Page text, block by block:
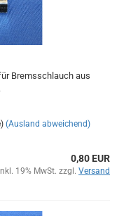
Bremsschlauch aus
(Ausland abweichend)
0,80 EUR
19% MwSt. zzgl. Versand